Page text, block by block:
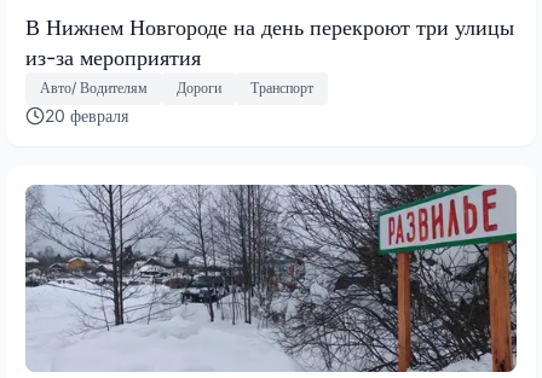
В Нижнем Новгороде на день перекроют три улицы
из-за мероприятия
Авто/ Водителям Дороги Транспорт
20 февраля